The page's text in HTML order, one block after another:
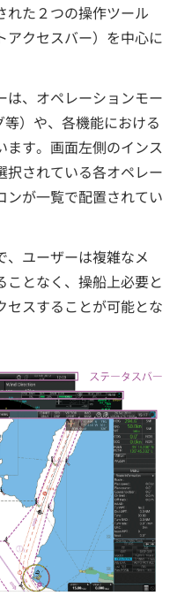
れた２つの操作ツール
アクセスバー）を中心に
は、オペレーションモー
等）や、各機能における
ます。画面左側のインス
択されている各オペレー
ンが一覧で配置されてい
、ユーザーは複雑なメ
ことなく、操船上必要と
セスすることが可能とな